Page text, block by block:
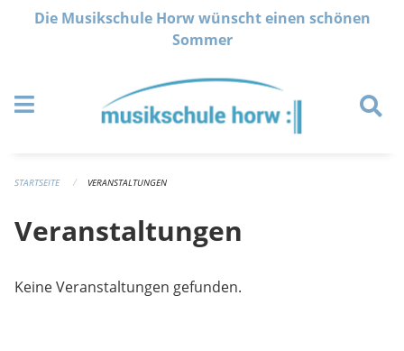
Navigation überspringen
Die Musikschule Horw wünscht einen schönen
Sommer
STARTSEITE VERANSTALTUNGEN
Veranstaltungen
Keine Veranstaltungen gefunden.